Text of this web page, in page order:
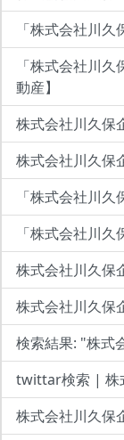
「株式会社川
「株式会社川
動産】
株式会社川久保
株式会社川久
「株式会社川
「株式会社川
株式会社川久保
株式会社川久保
検索結果: "株式
twittar検索 | 株
株式会社川久